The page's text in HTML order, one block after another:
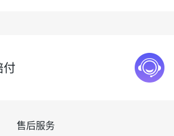
售后服务